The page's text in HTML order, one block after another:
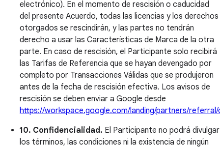
electrónico). En el momento de rescisión o caducidad
del presente Acuerdo, todas las licencias y los derechos
otorgados se rescindirán, y las partes no tendrán
derecho a usar las Características de Marca de la otra
parte. En caso de rescisión, el Participante solo recibirá
las Tarifas de Referencia que se hayan devengado por
completo por Transacciones Válidas que se produjeron
antes de la fecha de rescisión efectiva. Los avisos de
rescisión se deben enviar a Google desde
https://workspace.google.com/landing/partners/
10. Confidencialidad. El Participante no podrá divulgar
los términos, las condiciones ni la existencia de ningún